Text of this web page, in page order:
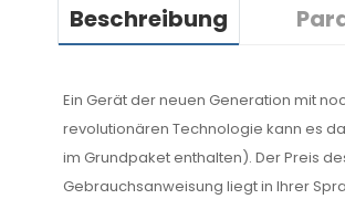
Beschreibung
Ein Gerät der neuen Generation mit
revolutionären Technologie kann es
im Grundpaket enthalten). Der Preis
Gebrauchsanweisung liegt in Ihrer